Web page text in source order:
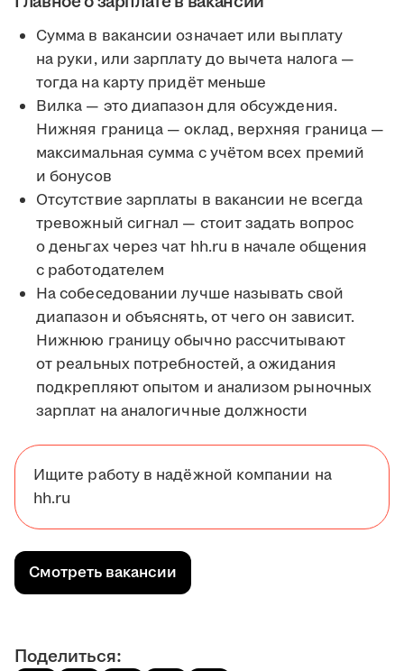
Сумма в вакансии означает или выплату
на руки, или зарплату до вычета налога —
тогда на карту придёт меньше
Вилка — это диапазон для обсуждения.
Нижняя граница — оклад, верхняя граница —
максимальная сумма с учётом всех премий
и бонусов
Отсутствие зарплаты в вакансии не всегда
тревожный сигнал — стоит задать вопрос
о деньгах через чат hh.ru в начале общения
с работодателем
На собеседовании лучше называть свой
диапазон и объяснять, от чего он зависит.
Нижнюю границу обычно рассчитывают
от реальных потребностей, а ожидания
подкрепляют опытом и анализом рыночных
зарплат на аналогичные должности
Ищите работу в надёжной компании на
hh.ru
Смотреть вакансии
Поделиться: